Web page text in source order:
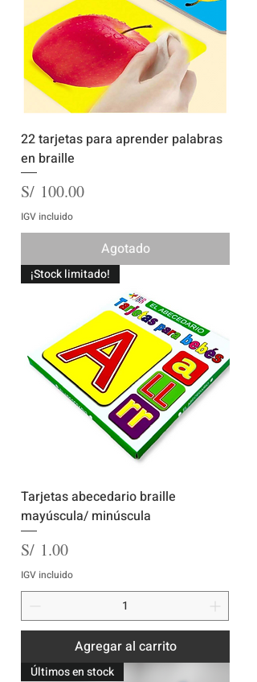
22 tarjetas para aprender palabras
en braille
Precio
S/ 100.00
IGV incluido
Agotado
¡Stock limitado!
Tarjetas abecedario braille
mayúscula/ minúscula
Precio
S/ 1.00
IGV incluido
Agregar al carrito
Últimos en stock